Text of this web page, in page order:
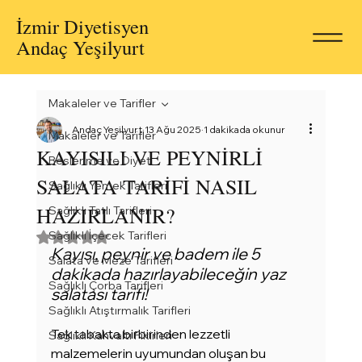
İzmir Diyetisyen
Andaç Yeşilyurt
Makaleler ve Tarifler
Beslenme ve Diyet
Sağlıklı Yemek Tarifleri
Sağlıklı Tatlı Tarifleri
Sağlıklı İçecek Tarifleri
Salata ve Meze Tarifleri
Sağlıklı Çorba Tarifleri
Sağlıklı Atıştırmalık Tarifleri
Sağlıklı Kahvaltı Fikirleri
Makaleler ve Tarifler
KAYISILI VE PEYNİRLİ
SALATA TARİFİ NASIL
HAZIRLANIR?
Andaç Yeşilyurt 13 Ağu 2025 1 dakikada okunur
5 üzerinden NaN yıldız
Kayısı, peynir ve badem ile 5
dakikada hazırlayabileceğin yaz
salatası tarifi!
Tek tabakta birbirinden lezzetli
malzemelerin uyumundan oluşan bu